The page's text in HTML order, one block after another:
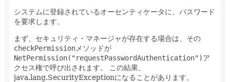
システムに登録されているオーセンティケータに、パスワード
を要求します。
まず、セキュリティ・マネージャが存在する場合は、その
checkPermission メソッドが
NetPermission("requestPasswordAuthentication")ア
クセス権で呼び出されます。
この結果、
java.lang.SecurityExceptionになることがあります。